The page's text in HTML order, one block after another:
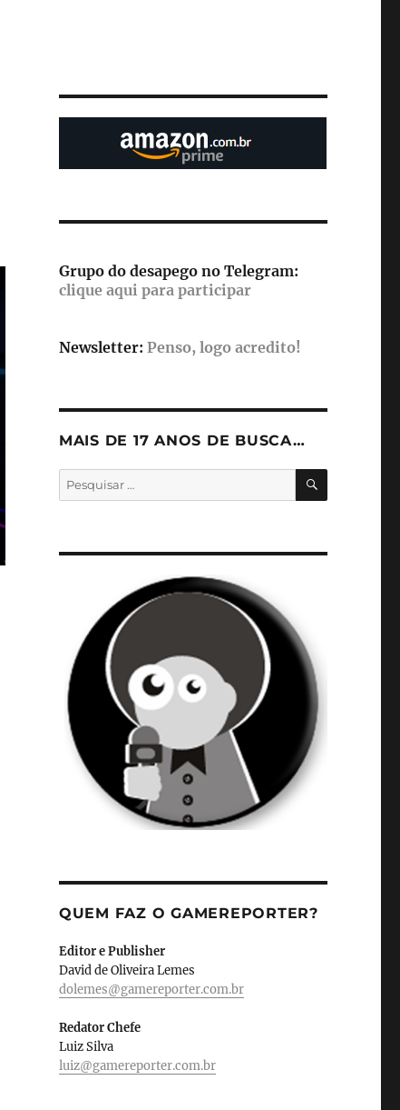
Grupo do desapego no Telegram:
clique aqui para participar
Newsletter: Penso, logo acredito!
MAIS DE 17 ANOS DE BUSCA…
Pesquisar
por:
QUEM FAZ O GAMEREPORTER?
Editor e Publisher
David de Oliveira Lemes
dolemes@gamereporter.com.br
Redator Chefe
Luiz Silva
luiz@gamereporter.com.br